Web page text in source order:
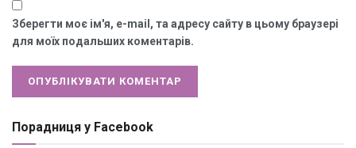
Зберегти моє ім'я, e-mail, та адресу сайту в цьому браузері
для моїх подальших коментарів.
Порадниця у Facebook